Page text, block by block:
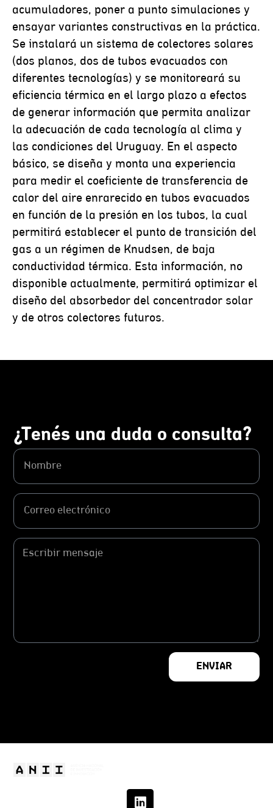
acumuladores, poner a punto simulaciones y
ensayar variantes constructivas en la práctica.
Se instalará un sistema de colectores solares
(dos planos, dos de tubos evacuados con
diferentes tecnologías) y se monitoreará su
eficiencia térmica en el largo plazo a efectos
de generar información que permita analizar
la adecuación de cada tecnología al clima y
las condiciones del Uruguay. En el aspecto
básico, se diseña y monta una experiencia
para medir el coeficiente de transferencia de
calor del aire enrarecido en tubos evacuados
en función de la presión en los tubos, la cual
permitirá establecer el punto de transición del
gas a un régimen de Knudsen, de baja
conductividad térmica. Esta información, no
disponible actualmente, permitirá optimizar el
diseño del absorbedor del concentrador solar
y de otros colectores futuros.
¿Tenés una duda o consulta?
ENVIAR